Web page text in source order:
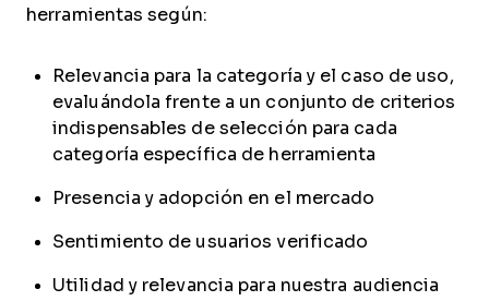
herramientas según:
Relevancia para la categoría y el caso de uso,
evaluándola frente a un conjunto de criterios
indispensables de selección para cada
categoría específica de herramienta
Presencia y adopción en el mercado
Sentimiento de usuarios verificado
Utilidad y relevancia para nuestra audiencia